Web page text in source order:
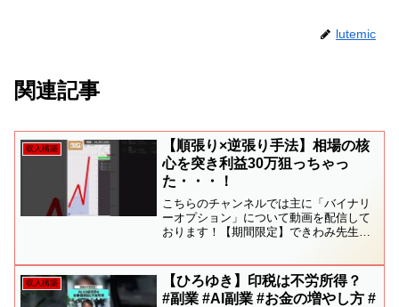
lutemic
関連記事
収入構築
【順張り×逆張り手法】相場の核
心を突き利益30万狙っちゃっ
た・・・！
こちらのチャンネルでは主に「バイナリ
ーオプション」について動画を配信して
おります！【期間限定】できわみ先生開
ってください。【きわみ先生公式LINE】
→ ショート...
収入構築
【ひろゆき】印税は不労所得？
#副業 #AI副業 #お金の増やし方 #